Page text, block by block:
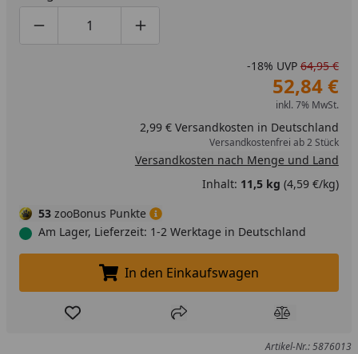
Produktmenge um eins verringern
Produktmenge manuell eingeben
Produktmenge um eins erhöhen
-18% UVP 64,95 €
52,84 €
inkl. 7% MwSt.
2,99 € Versandkosten in Deutschland
Versandkostenfrei ab 2 Stück
Versandkosten nach Menge und Land
Inhalt: 11,5 kg (4,59 €/kg)
53 zooBonus Punkte
Am Lager, Lieferzeit: 1-2 Werktage in Deutschland
In den Einkaufswagen legen
In den Einkaufswagen
Produkt zur Wunschliste hinzufügen
Teilen Produkt
Artikel-Nr.: 5876013